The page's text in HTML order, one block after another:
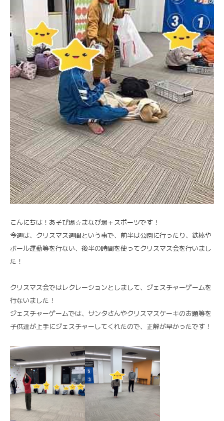
こんにちは！あそび場☆まなび場＋スポーツです！
今週は、クリスマス週間という事で、前半は公園に行ったり、鉄棒や
ボール運動等を行ない、後半の時間を使ってクリスマス会を行いまし
た！
クリスマス会ではレクレーションとしまして、ジェスチャーゲームを
行ないました！
ジェスチャーゲームでは、サンタさんやクリスマスケーキのお題等を
子供達が上手にジェスチャーしてくれたので、正解が早かったです！